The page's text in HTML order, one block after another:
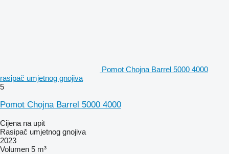
Pomot Chojna Barrel 5000 4000
rasipač umjetnog gnojiva
5
Pomot Chojna Barrel 5000 4000
Cijena na upit
Rasipač umjetnog gnojiva
2023
Volumen 5 m³